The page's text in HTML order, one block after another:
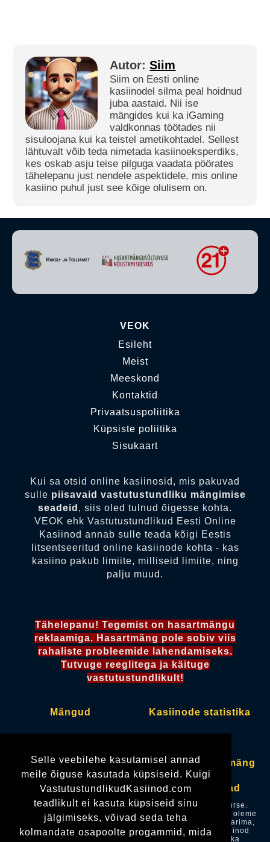
Selle veebilehe kasutamisel annad
meile õiguse kasutada küpsiseid. Kuigi
VastutustundlikudKasiinod.com
teadlikult ei kasuta küpsiseid sinu
jälgimiseks, võivad seda teha
kolmandate osapoolte progammid, mida
Autor: Siim
Siim on Eesti online
kasiinodel silma peal hoidnud
juba aastaid. Nii ise
mängides kui ka iGaming
valdkonnas töötades nii
sisuloojana kui ka teistel ametikohtadel. Sellest
lähtuvalt võib teda nimetada kasiinoeksperdiks,
kes oskab asju teise pilguga vaadata pöörates
tähelepanu just nendele aspektidele, mis online
kasiino puhul just see kõige olulisem on.
VEOK
Esileht
Meist
Meeskond
Kontaktid
Privaatsuspoliitika
Küpsiste poliitika
Sisukaart
Kui sa otsid online kasiinosid, mis pakuvad
sulle piisavaid vastutustundliku mängimise
seadeid , siis oled tulnud õigesse kohta.
VEOK ehk Vastutustundlikud Eesti Online
Kasiinod annab sulle teada kõigi Eestis
litsentseeritud online kasiinode kohta - kas
kasiino pakub limiite, milliseid limiite, ning
palju muud.
Tähelepanu! Tegemist on hasartmängu
reklaamiga. Hasartmäng pole sobiv viis
rahaliste probleemide lahendamiseks.
Tutvuge reeglitega ja käituge
vastutustundlikult!
Mängud Kasiinode statistika
Boonused Vastutustundlik mäng
Makseviisid Mängude loojad
Vastutustundlikudkasiinod.com omanik on OÜ Mediacurse.
Kuigi me tutvustame Teile Eesti kasiinode võimalusi, siis oleme
me kasiinodest sõltumatu ettevõte. Me anname endast parima,
et kogu info käesoleval saidil oleks korrektne, aga kasiinod
võivad oma vastutustundliku mängimise seadeid, ja ka